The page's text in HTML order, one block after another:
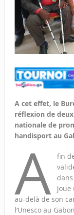
A cet effet, le
réfexion de
nationale de
handisport au
A
fin
joue
au-delà de son
l’Unesco au